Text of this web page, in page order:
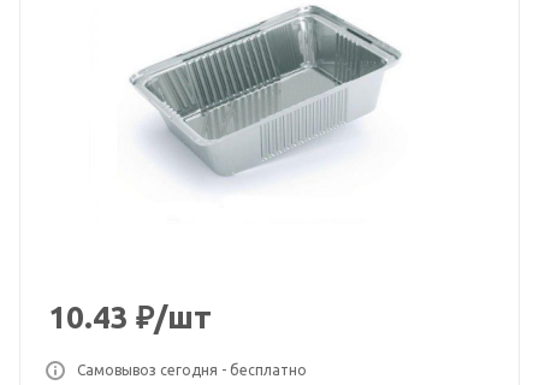
10.43 ₽/шт
Самовывоз сегодня - бесплатно